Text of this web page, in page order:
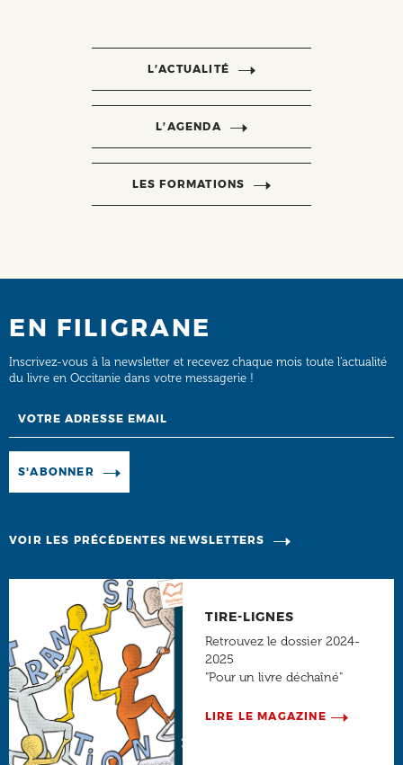
L’ACTUALITÉ
L’AGENDA
LES FORMATIONS
EN FILIGRANE
Inscrivez-vous à la newsletter et recevez chaque mois toute l’actualité
du livre en Occitanie dans votre messagerie !
S'ABONNER
VOIR LES PRÉCÉDENTES NEWSLETTERS
TIRE-LIGNES
Retrouvez le dossier 2024-
2025
"Pour un livre déchaîné"
LIRE LE MAGAZINE